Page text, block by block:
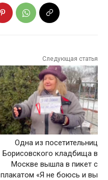
Следующая статья
Одна из посетительниц
Борисовского кладбища в
Москве вышла в пикет с
плакатом «Я не боюсь и вы